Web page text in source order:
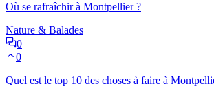
Où se rafraîchir à Montpellier ?
Nature & Balades
0
0
Quel est le top 10 des choses à faire à